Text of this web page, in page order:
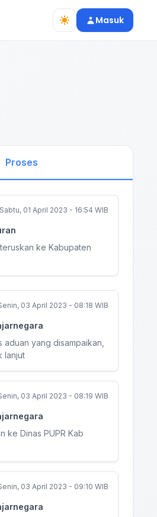
Masuk
Proses
Sabtu, 01 April 2023 - 16:54 WIB
ke Kabupaten
03 April 2023 - 08:18 WIB
aduan yang disampaikan,
lanjut
03 April 2023 - 08:19 WIB
ke Dinas PUPR Kab
03 April 2023 - 09:10 WIB